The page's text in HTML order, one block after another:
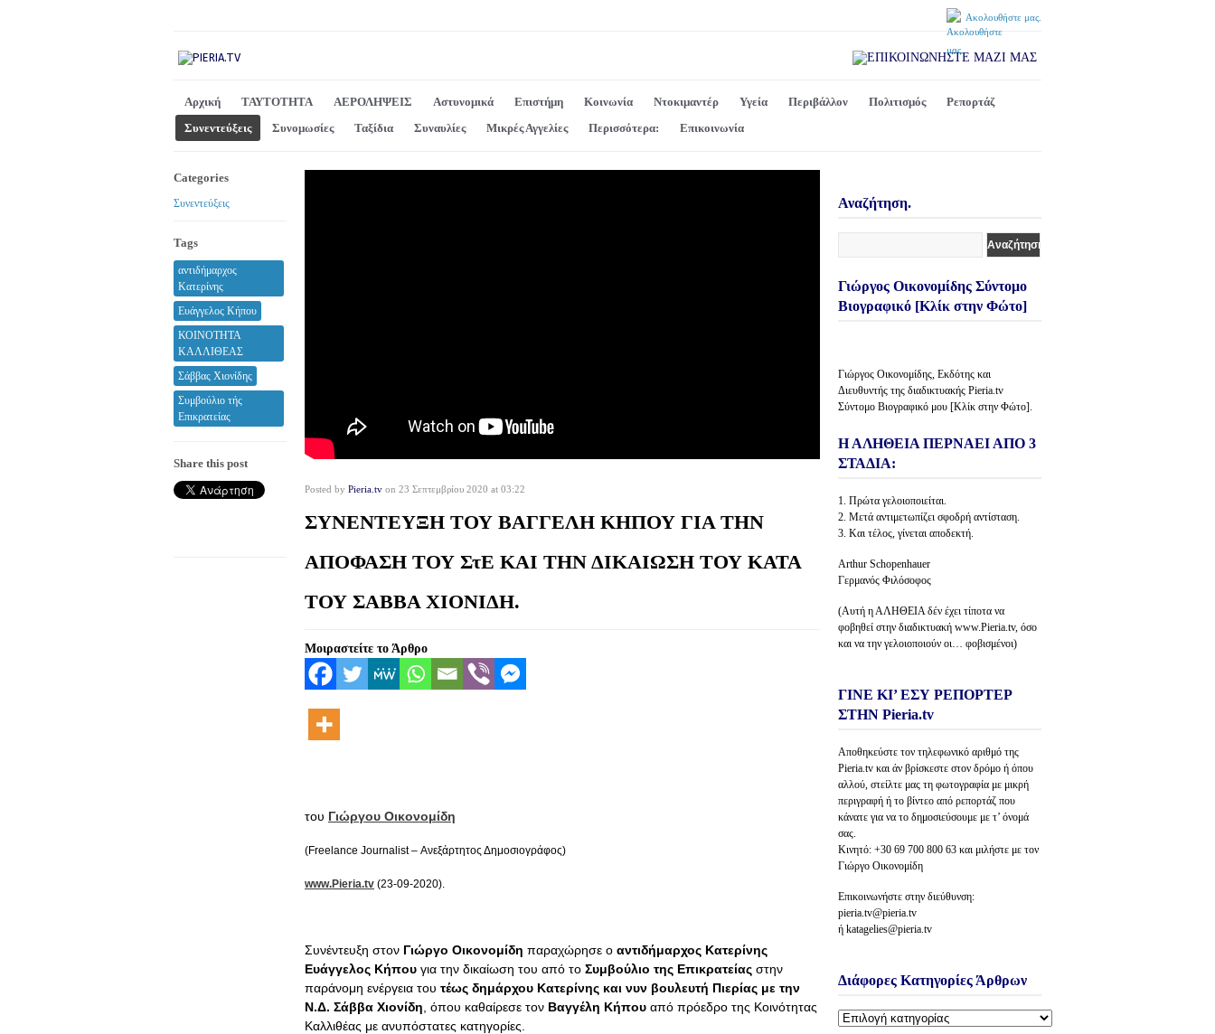
Ακολουθήστε μας.
Αρχική ΤΑΥΤΟΤΗΤΑ ΑΕΡΟΛΗΨΕΙΣ Αστυνομικά Επιστήμη Κοινωνία Ντοκιμαντέρ Υγεία Περιβάλλον Πολιτισμός
Ρεπορτάζ
Συνεντεύξεις
Συνομωσίες Ταξίδια Συναυλίες Μικρές Αγγελίες Περισσότερα: Επικοινωνία
Categories
Συνεντεύξεις
Tags
αντιδήμαρχος
Κατερίνης
Ευάγγελος Κήπου
ΚΟΙΝΟΤΗΤΑ
ΚΑΛΛΙΘΕΑΣ
Σάββας Χιονίδης
Συμβούλιο τής
Επικρατείας
Share this post
Posted by Pieria.tv on 23 Σεπτεμβρίου 2020 at 03:22
ΣΥΝΕΝΤΕΥΞΗ ΤΟΥ ΒΑΓΓΕΛΗ ΚΗΠΟΥ ΓΙΑ ΤΗΝ
ΑΠΟΦΑΣΗ ΤΟΥ ΣτΕ ΚΑΙ ΤΗΝ ΔΙΚΑΙΩΣΗ ΤΟΥ ΚΑΤΑ
ΤΟΥ ΣΑΒΒΑ ΧΙΟΝΙΔΗ.
Μοιραστείτε το Άρθρο
του Γιώργου Οικονομίδη
(Freelance Journalist – Ανεξάρτητος Δημοσιογράφος)
www.Pieria.tv (23-09-2020).
Συνέντευξη στον Γιώργο Οικονομίδη παραχώρησε ο αντιδήμαρχος Κατερίνης
Ευάγγελος Κήπου για την δικαίωση του από το Συμβούλιο της Επικρατείας στην
παράνομη ενέργεια του τέως δημάρχου Κατερίνης και νυν βουλευτή Πιερίας με την
Ν.Δ. Σάββα Χιονίδη , όπου καθαίρεσε τον Βαγγέλη Κήπου από πρόεδρο της Κοινότητας
Καλλιθέας με ανυπόστατες κατηγορίες.
Αναζήτηση.
Γιώργος Οικονομίδης Σύντομο
Βιογραφικό [Κλίκ στην Φώτο]
Γιώργος Οικονομίδης, Εκδότης και
Διευθυντής της διαδικτυακής Pieria.tv
Σύντομο Βιογραφικό μου [Κλίκ στην Φώτο].
Η ΑΛΗΘΕΙΑ ΠΕΡΝΑΕΙ ΑΠΟ 3
ΣΤΑΔΙΑ:
1. Πρώτα γελοιοποιείται.
2. Μετά αντιμετωπίζει σφοδρή αντίσταση.
3. Και τέλος, γίνεται αποδεκτή.
Arthur Schopenhauer
Γερμανός Φιλόσοφος
(Αυτή η ΑΛΗΘΕΙΑ δέν έχει τίποτα να
φοβηθεί στην διαδικτυακή www.Pieria.tv, όσο
και να την γελοιοποιούν οι… φοβισμένοι)
ΓΙΝΕ ΚΙ’ ΕΣΥ ΡΕΠΟΡΤΕΡ
ΣΤΗΝ Pieria.tv
Αποθηκεύστε τον τηλεφωνικό αριθμό της
Pieria.tv και άν βρίσκεστε στον δρόμο ή όπου
αλλού, στείλτε μας τη φωτογραφία με μικρή
περιγραφή ή το βίντεο από ρεπορτάζ που
κάνατε για να το δημοσιεύσουμε με τ’ όνομά
σας.
Κινητό: +30 69 700 800 63 και μιλήστε με τον
Γιώργο Οικονομίδη
Επικοινωνήστε στην διεύθυνση:
pieria.tv@pieria.tv
ή katagelies@pieria.tv
Διάφορες Κατηγορίες Άρθρων
Διάφορες